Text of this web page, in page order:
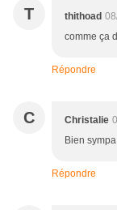
T thithoad
comme ça
Répondre
C Christalie
Bien
Répondre